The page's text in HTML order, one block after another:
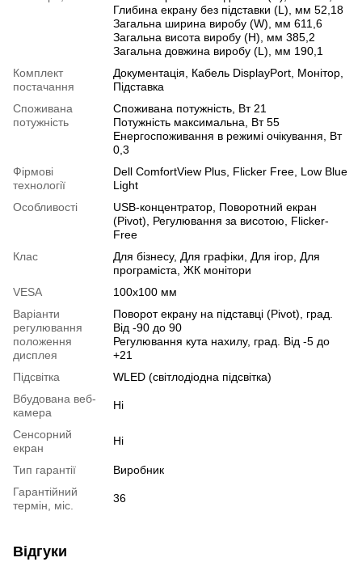
Глибина екрану без підставки (L), мм 52,18
Загальна ширина виробу (W), мм 611,6
Загальна висота виробу (H), мм 385,2
Загальна довжина виробу (L), мм 190,1
Комплект
постачання
Документація, Кабель DisplayPort, Монітор,
Підставка
Споживана
потужність
Споживана потужність, Вт 21
Потужність максимальна, Вт 55
Енергоспоживання в режимі очікування, Вт
0,3
Фірмові
технології
Dell ComfortView Plus, Flicker Free, Low Blue
Light
Особливості
USB-концентратор Поворотний екран
(Pivot)
Регулювання за висотою
Flicker-
Free
Клас
Для бізнесу, Для графіки Для ігор Для
програміста ЖК монітори
VESA
100х100 мм
Варіанти
регулювання
положення
дисплея
Поворот екрану на підставці (Pivot), град.
Від -90 до 90
Регулювання кута нахилу, град. Від -5 до
+21
Підсвітка
WLED (світлодіодна підсвітка)
Вбудована веб-
камера
Ні
Сенсорний
екран
Ні
Тип гарантії
Виробник
Гарантійний
термін, міс.
36
Відгуки